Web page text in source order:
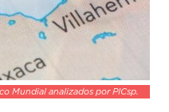
Mundial analizados por PICsp.